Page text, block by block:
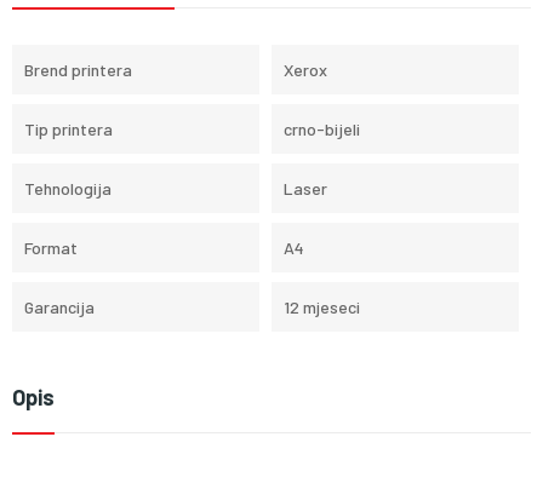
Brend printera Xerox
Tip printera crno-bijeli
Tehnologija Laser
Format A4
Garancija 12 mjeseci
Opis